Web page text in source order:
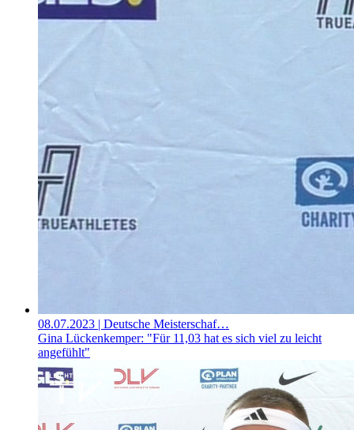
08.07.2023 | Deutsche Meisterschaf…
Gina Lückenkemper: "Für 11,03 hat es sich viel zu leicht
angefühlt"